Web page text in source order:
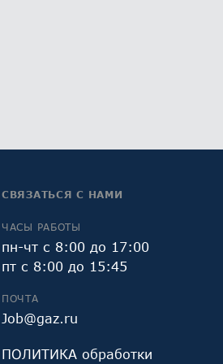
СВЯЗАТЬСЯ С НАМИ
ЧАСЫ РАБОТЫ
пн-чт с 8:00 до 17:00
пт с 8:00 до 15:45
ПОЧТА
Job@gaz.ru
ПОЛИТИКА обработки